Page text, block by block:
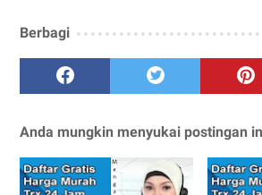
Berbagi
Anda mungkin menyukai postingan